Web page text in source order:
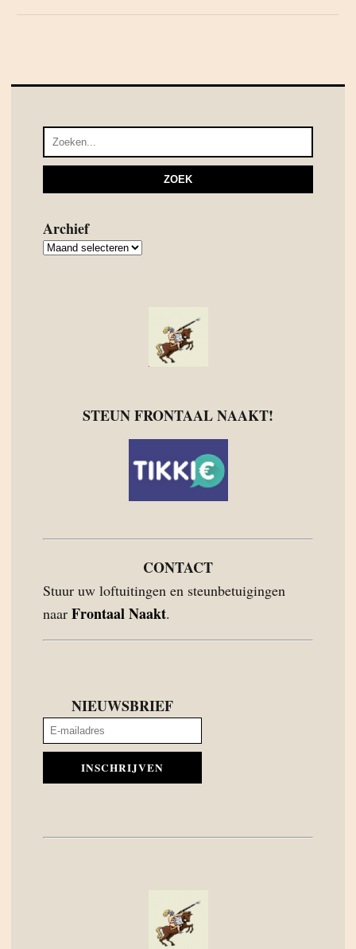
Archief
Archief
STEUN FRONTAAL NAAKT!
CONTACT
Stuur uw loftuitingen en steunbetuigingen
naar Frontaal Naakt.
NIEUWSBRIEF
INSCHRIJVEN